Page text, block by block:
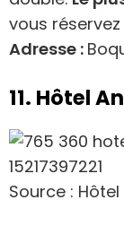
vous réservez
Adresse :
11. Hôtel
Source :